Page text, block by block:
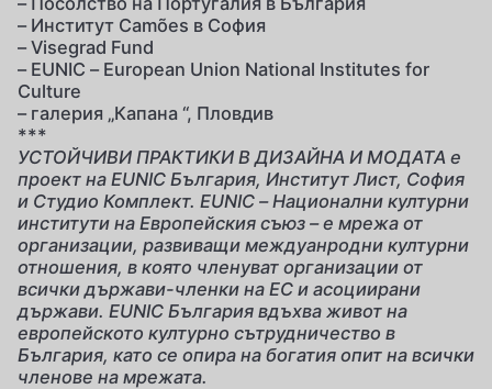
– Институт Camões в София
– Visegrad Fund
– EUNIC – European Union National Institutes for
Culture
– галерия „Капана “, Пловдив
***
УСТОЙЧИВИ ПРАКТИКИ В ДИЗАЙНА И МОДАТА е
проект на EUNIC България, Институт Лист, София
и Студио Комплект. EUNIC – Национални културни
институти на Европейския съюз – е мрежа от
организации, развиващи междуанродни културни
отношения, в която членуват организации от
всички държави-членки на ЕС и асоциирани
държави. EUNIC България вдъхва живот на
европейското културно сътрудничество в
България, като се опира на богатия опит на всички
членове на мрежата.